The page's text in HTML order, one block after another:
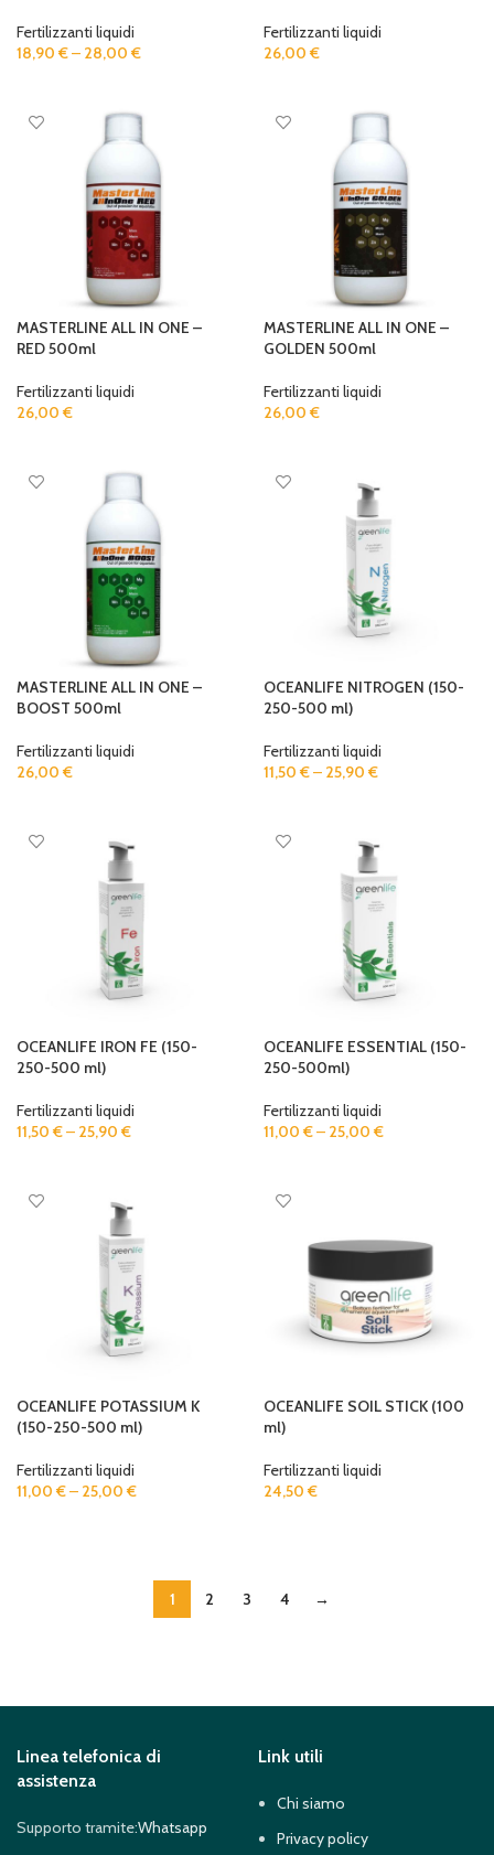
Fertilizzanti liquidi
18,90 €– 28,00 €
Fertilizzanti liquidi
26,00 €
MASTERLINE ALL IN ONE –
RED 500ml
Fertilizzanti liquidi
26,00 €
MASTERLINE ALL IN ONE –
GOLDEN 500ml
Fertilizzanti liquidi
26,00 €
MASTERLINE ALL IN ONE –
BOOST 500ml
Fertilizzanti liquidi
26,00 €
OCEANLIFE NITROGEN (150-
250-500 ml)
Fertilizzanti liquidi
11,50 €– 25,90 €
OCEANLIFE IRON FE (150-
250-500 ml)
Fertilizzanti liquidi
11,50 €– 25,90 €
OCEANLIFE ESSENTIAL (150-
250-500ml)
Fertilizzanti liquidi
11,00 €– 25,00 €
OCEANLIFE POTASSIUM K
(150-250-500 ml)
Fertilizzanti liquidi
11,00 €– 25,00 €
OCEANLIFE SOIL STICK (100
ml)
Fertilizzanti liquidi
24,50 €
1 2 3 4 →
Linea telefonica di
assistenza
Supporto tramite:Whatsapp
Link utili
Chi siamo
Privacy policy